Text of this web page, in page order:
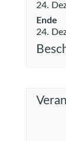
24.
Ende
24.